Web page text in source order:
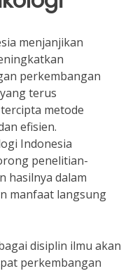
menjanjikan
perkembangan
terus
metode
efisien.
Indonesia
penelitian-
hasilnya dalam
manfaat langsung
disiplin ilmu akan
perkembangan